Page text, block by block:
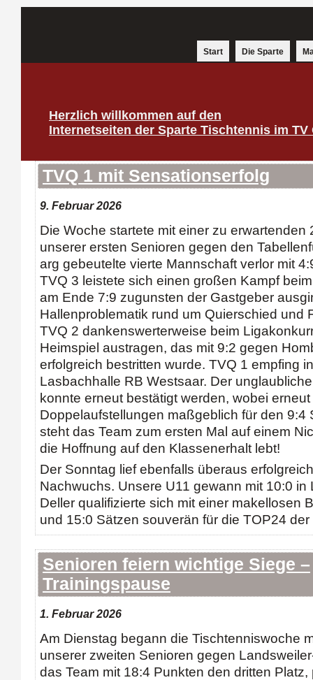
Start Die Sparte
Herzlich willkommen auf den
Internetseiten der Sparte Tischtennis im TV
TVQ 1 mit Sensationserfolg
9. Februar 2026
Die Woche startete mit einer zu erwartenden
unserer ersten Senioren gegen den
arg gebeutelte vierte Mannschaft verlor mit
TVQ 3 leistete sich einen großen Kampf
am Ende 7:9 zugunsten der Gastgeber
Hallenproblematik rund um Quierschied und
TVQ 2 dankenswerterweise beim
Heimspiel austragen, das mit 9:2 gegen
erfolgreich bestritten wurde. TVQ 1 empfing
Lasbachhalle RB Westsaar. Der
konnte erneut bestätigt werden, wobei
Doppelaufstellungen maßgeblich für den 9:4
steht das Team zum ersten Mal auf einem
die Hoffnung auf den Klassenerhalt lebt!
Der Sonntag lief ebenfalls überaus
Nachwuchs. Unsere U11 gewann mit 10:0 in
Deller qualifizierte sich mit einer makellosen
und 15:0 Sätzen souverän für die TOP24
Senioren feiern wichtige Siege –
Trainingspause
1. Februar 2026
Am Dienstag begann die Tischtenniswoche
unserer zweiten Senioren gegen
das Team mit 18:4 Punkten den dritten